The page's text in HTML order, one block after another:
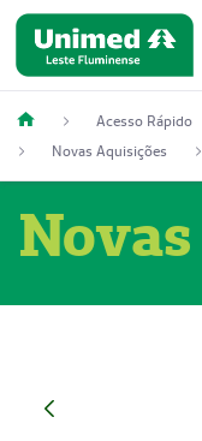
Acesso Rápido
Novas Aquisições